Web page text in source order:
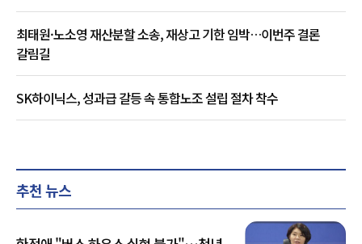
최태원·노소영 재산분할 소송, 재상고 기한 임박…이번주 결론
갈림길
SK하이닉스, 성과급 갈등 속 통합노조 설립 절차 착수
추천 뉴스